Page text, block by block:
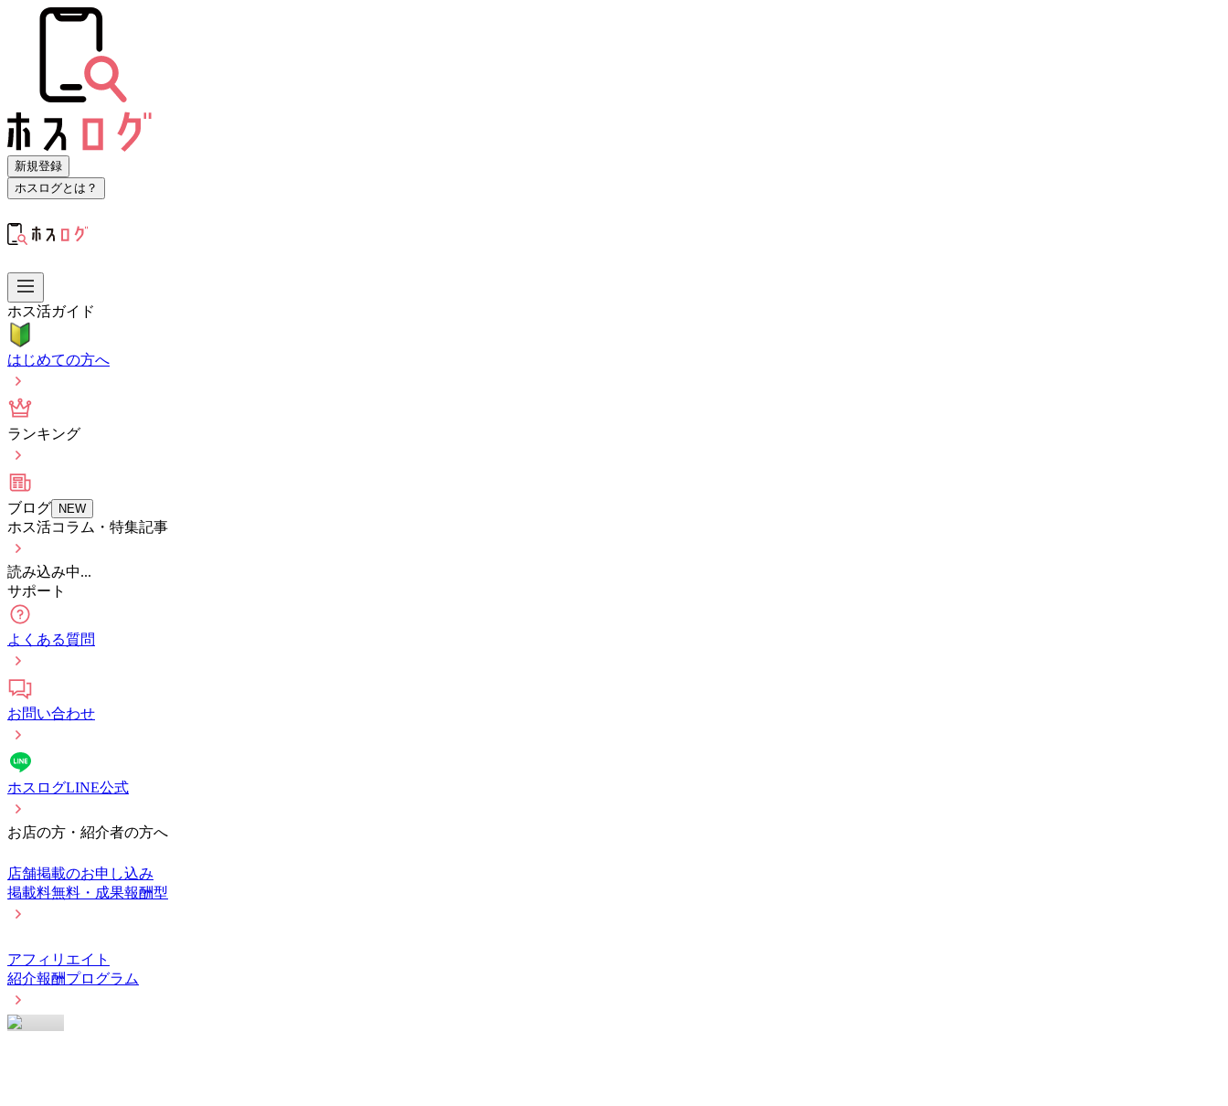
新規登録
ホスログとは？
ホス活ガイド
はじめての方へ
ランキング
ブログ NEW
ホス活コラム・特集記事
読み込み中...
サポート
よくある質問
お問い合わせ
ホスログLINE公式
お店の方・紹介者の方へ
店舗掲載のお申し込み
掲載料無料・成果報酬型
アフィリエイト
紹介報酬プログラム